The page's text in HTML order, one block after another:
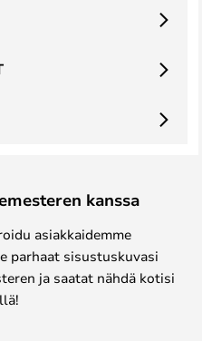
kanssa
asiakkaidemme
parhaat sisustuskuvasi
ja saatat nähdä kotisi